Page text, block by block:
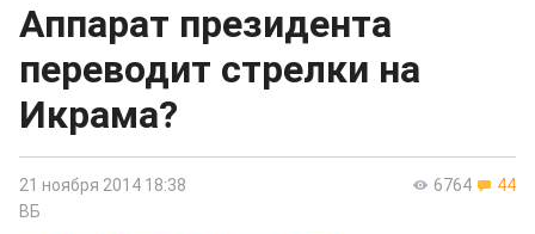
Аппарат президента
переводит стрелки на
Икрама?
6764 44
21 ноября 2014 18:38
ВБ